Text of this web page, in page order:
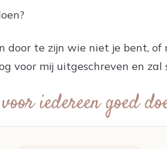
door te zijn wie niet je bent,
voor mij uitgeschreven en zal
iedereen goed